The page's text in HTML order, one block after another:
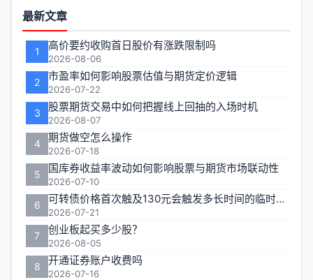
列
表
-
第
页
功
能
区
最新文章
1 高价要约收购首日股价有涨跌限制吗
2026-08-06
2 市盈率如何影响股票估值与期货定价逻辑
2026-07-22
3 股票期货交易中如何把握线上回抽的入场时机
2026-08-07
4 期货做空怎么操作
2026-07-18
5 国库券收益率波动如何影响股票与期货市场联动性
2026-07-10
6 可转债价格首次触及130元会触发多长时间的临时停牌
2026-07-21
7 创业板起买多少股？
2026-08-05
8 开通证券账户收费吗
2026-07-16